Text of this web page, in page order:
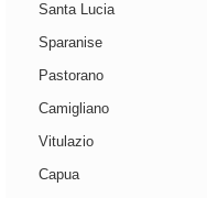
Santa Lucia
Sparanise
Pastorano
Camigliano
Vitulazio
Capua